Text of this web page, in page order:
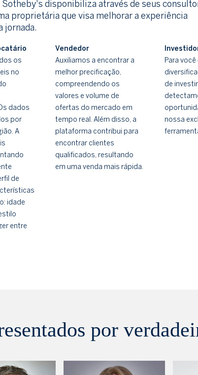
Sotheby's disponibiliza através de seus
proprietária que visa melhorar a experiência
jornada.
os
no
dados
por
A
de
idade
entre
Vendedor
Auxiliamos a encontrar a
melhor precificação,
compreendendo os
valores e volume de
ofertas do mercado em
tempo real. Além disso, a
plataforma contribui para
encontrar clientes
qualificados, resultando
em uma venda mais rápida.
Para
de
nossa
por